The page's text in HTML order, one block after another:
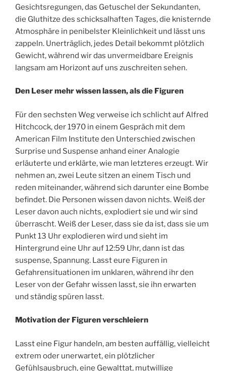
Gesichtsregungen, das Getuschel der Sekundanten,
die Gluthitze des schicksalhaften Tages, die knisternde
Atmosphäre in penibelster Kleinlichkeit und lässt uns
zappeln. Unerträglich, jedes Detail bekommt plötzlich
Gewicht, während wir das unvermeidbare Ereignis
langsam am Horizont auf uns zuschreiten sehen.
Den Leser mehr wissen lassen, als die Figuren
Für den sechsten Weg verweise ich schlicht auf Alfred
Hitchcock, der 1970 in einem Gespräch mit dem
American Film Institute den Unterschied zwischen
Surprise und Suspense anhand einer Analogie
erläuterte und erklärte, wie man letzteres erzeugt. Wir
nehmen an, zwei Leute sitzen an einem Tisch und
reden miteinander, während sich darunter eine Bombe
befindet. Die Personen wissen davon nichts. Weiß der
Leser davon auch nichts, explodiert sie und wir sind
überrascht. Weiß der Leser, dass sie da ist, dass sie um
Punkt 13 Uhr explodieren wird und sieht im
Hintergrund eine Uhr auf 12:59 Uhr, dann ist das
suspense, Spannung. Lasst eure Figuren in
Gefahrensituationen im unklaren, während ihr den
Leser von der Gefahr wissen lasst, sie ihn erwarten
und ständig spüren lasst.
Motivation der Figuren verschleiern
Lasst eine Figur handeln, am besten auffällig, vielleicht
extrem oder unerwartet, ein plötzlicher
Gefühlsausbruch, eine Gewalttat, mutwillige